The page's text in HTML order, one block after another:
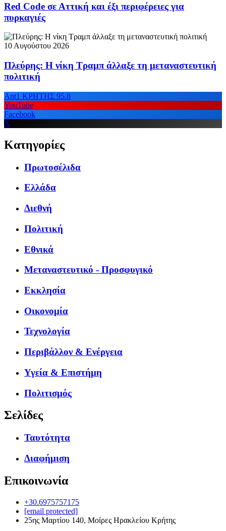
Red Code σε Αττική και έξι περιφέρειες για
πυρκαγιές
10 Αυγούστου 2026
Πλεύρης: Η νίκη Τραμπ άλλαξε τη μεταναστευτική
πολιτική
Ant1 ΚΡΗΤΗΣ 95.8
YouTube
Facebook
X
Κατηγορίες
Πρωτοσέλιδα
Ελλάδα
Διεθνή
Πολιτική
Εθνικά
Μεταναστευτικό - Προσφυγικό
Εκκλησία
Οικονομία
Τεχνολογία
Περιβάλλον & Ενέργεια
Υγεία & Επιστήμη
Πολιτισμός
Σελίδες
Ταυτότητα
Διαφήμιση
Επικοινωνία
+30.6975757175
[email protected]
25ης Μαρτίου 140, Μοίρες Ηρακλείου Κρήτης